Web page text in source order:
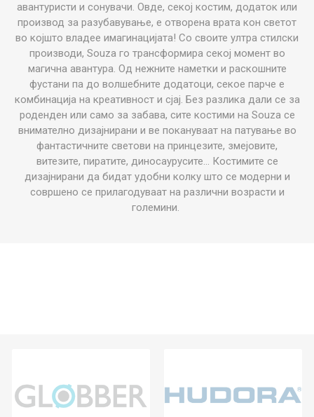
авантуристи и сонувачи. Овде, секој костим, додаток или
производ за разубавување, е отворена врата кон светот
во којшто владее имагинацијата! Со своите ултра стилски
производи, Souza го трансформира секој момент во
магична авантура. Од нежните наметки и раскошните
фустани па до волшебните додатоци, секое парче е
комбинација на креативност и сјај. Без разлика дали се за
роденден или само за забава, сите костими на Souza се
внимателно дизајнирани и ве покануваат на патување во
фантастичните светови на принцезите, змејовите,
витезите, пиратите, диносаурусите... Костимите се
дизајнирани да бидат удобни колку што се модерни и
совршено се прилагодуваат на различни возрасти и
големини.